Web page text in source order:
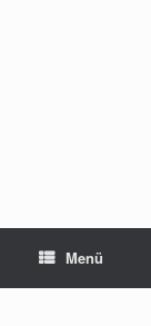
Menü